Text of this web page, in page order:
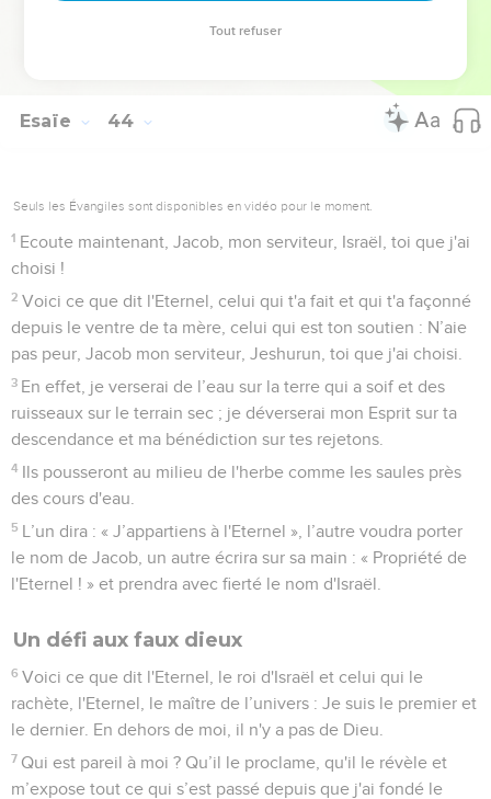
Voilà pourquoi j’ai déshonoré les responsables du
Esaïe 44
Seuls les Évangiles sont disponibles en vidéo pour le moment.
1 Ecoute maintenant, Jacob, mon serviteur, Israël, toi que j'ai
choisi !
2 Voici ce que dit l'Eternel, celui qui t'a fait et qui t'a façonné
depuis le ventre de ta mère, celui qui est ton soutien : N’aie
pas peur, Jacob mon serviteur, Jeshurun, toi que j'ai choisi.
3 En effet, je verserai de l’eau sur la terre qui a soif et des
ruisseaux sur le terrain sec ; je déverserai mon Esprit sur ta
descendance et ma bénédiction sur tes rejetons.
4 Ils pousseront au milieu de l'herbe comme les saules près
des cours d'eau.
5 L’un dira : « J’appartiens à l'Eternel », l’autre voudra porter
le nom de Jacob, un autre écrira sur sa main : « Propriété de
l'Eternel ! » et prendra avec fierté le nom d'Israël.
Un défi aux faux dieux
6 Voici ce que dit l'Eternel, le roi d'Israël et celui qui le
rachète, l'Eternel, le maître de l’univers : Je suis le premier et
le dernier. En dehors de moi, il n'y a pas de Dieu.
7 Qui est pareil à moi ? Qu’il le proclame, qu'il le révèle et
m’expose tout ce qui s’est passé depuis que j'ai fondé le
Tout refuser